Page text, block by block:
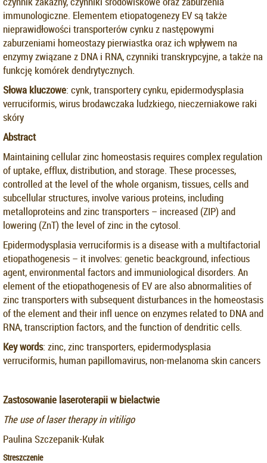
immunologiczne. Elementem etiopatogenezy EV są także
nieprawidłowości transporterów cynku z następowymi
zaburzeniami homeostazy pierwiastka oraz ich wpływem na
enzymy związane z DNA i RNA, czynniki transkrypcyjne, a także na
funkcję komórek dendrytycznych.
Słowa kluczowe: cynk, transportery cynku, epidermodysplasia
verruciformis, wirus brodawczaka ludzkiego, nieczerniakowe raki
skóry
Abstract
Maintaining cellular zinc homeostasis requires complex regulation
of uptake, efflux, distribution, and storage. These processes,
controlled at the level of the whole organism, tissues, cells and
subcellular structures, involve various proteins, including
metalloproteins and zinc transporters – increased (ZIP) and
lowering (ZnT) the level of zinc in the cytosol.
Epidermodysplasia verruciformis is a disease with a multifactorial
etiopathogenesis – it involves: genetic beackground, infectious
agent, environmental factors and immuniological disorders. An
element of the etiopathogenesis of EV are also abnormalities of
zinc transporters with subsequent disturbances in the homeostasis
of the element and their infl uence on enzymes related to DNA and
RNA, transcription factors, and the function of dendritic cells.
Key words: zinc, zinc transporters, epidermodysplasia
verruciformis, human papillomavirus, non-melanoma skin cancers
Zastosowanie laseroterapii w bielactwie
The use of laser therapy in vitiligo
Paulina Szczepanik-Kułak
Streszczenie